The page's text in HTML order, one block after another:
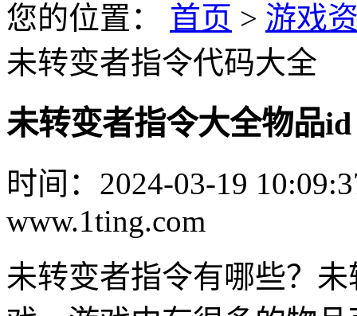
您的位置： 首页 > 游戏
未转变者指令代码大全
未转变者指令大全物品
时间：2024-03-19
www.1ting.com
未转变者指令有哪些？